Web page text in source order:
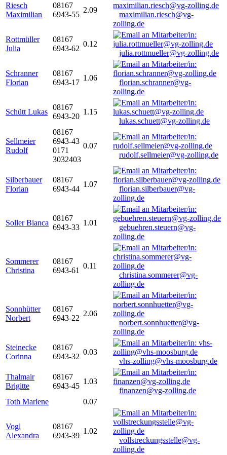
Riesch
Maximilian
08167
6943-55
2.09
maximilian.riesch@vg-
zolling.de
Rottmüller
Julia
08167
6943-62
0.12
julia.rottmueller@vg-zolling.de
Schranner
Florian
08167
6943-17
1.06
florian.schranner@vg-
zolling.de
Schütt Lukas
08167
6943-20
1.15
lukas.schuett@vg-zolling.de
Sellmeier
Rudolf
08167
6943-43
0171
3032403
0.07
rudolf.sellmeier@vg-zolling.de
Silberbauer
Florian
08167
6943-44
1.07
florian.silberbauer@vg-
zolling.de
Soller Bianca
08167
6943-33
1.01
gebuehren.steuern@vg-
zolling.de
Sommerer
Christina
08167
6943-61
0.11
christina.sommerer@vg-
zolling.de
Sonnhütter
Norbert
08167
6943-22
2.06
norbert.sonnhuetter@vg-
zolling.de
Steinecke
Corinna
08167
6943-32
0.03
vhs-zolling@vhs-moosburg.de
Thalmair
Brigitte
08167
6943-45
1.03
finanzen@vg-zolling.de
Toth Marlene
0.07
Vogl
Alexandra
08167
6943-39
1.02
vollstreckungsstelle@vg-
zolling.de